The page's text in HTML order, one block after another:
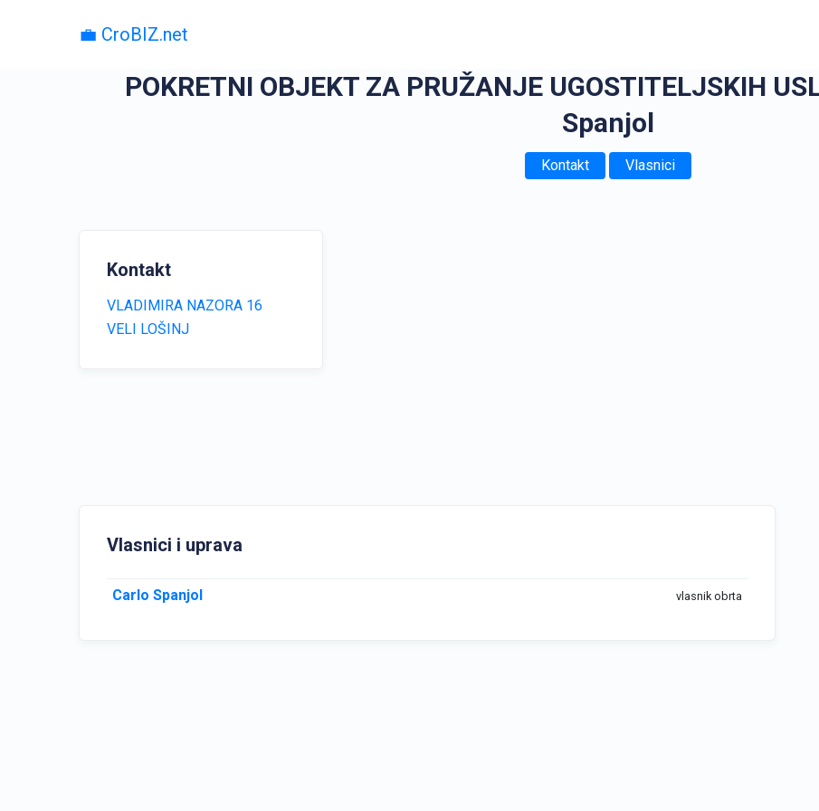
💼 CroBIZ.net
POKRETNI OBJEKT ZA PRUŽANJE UGOSTITELJSKIH
Spanjol
Kontakt Vlasnici
Kontakt
VLADIMIRA NAZORA 16
VELI LOŠINJ
Vlasnici i uprava
Carlo Spanjol vlasnik obrta